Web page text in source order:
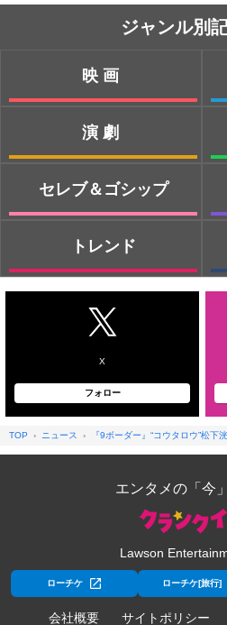
ジャンル別
映画
演劇
セレブ＆ゴシップ
トレンド
X
フォロー
TOP ニュース 『9ボーダー』“コウタロウ”松
エンタメの「今
Lawson
ローチケ ローチケ[旅行]
会社概要 サイトポリシー